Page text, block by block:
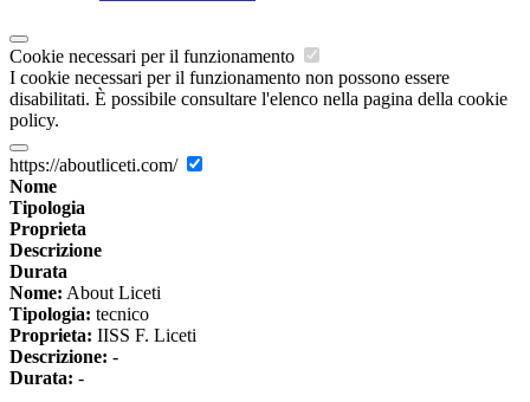
Cookie necessari per il funzionamento
I cookie necessari per il funzionamento non possono essere
disabilitati. È possibile consultare l'elenco nella pagina della cookie
policy.
https://aboutliceti.com/
Nome
Tipologia
Proprieta
Descrizione
Durata
Nome: About Liceti
Tipologia: tecnico
Proprieta: IISS F. Liceti
Descrizione: -
Durata: -